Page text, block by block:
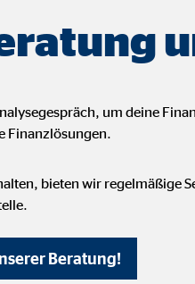
um deine
Finanzlösungen.
bieten wir regelmäßige
Beratung!
Besucher unsere Website